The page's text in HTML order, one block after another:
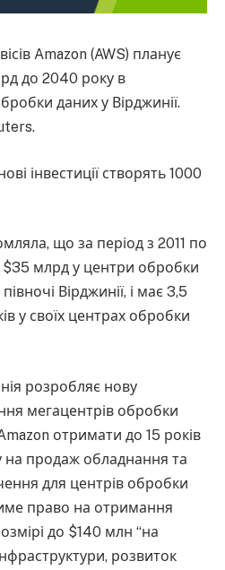
Amazon (AWS) планує
до 2040 року в
даних у Вірджинії.
інвестиції створять 1000
що за період з 2011 по
$35 млрд у центри обробки
Вірджинії, і має 3,5
у своїх центрах обробки
розробляє нову
мегацентрів обробки
отримати до 15 років
на продаж обладнання та
для центрів обробки
право на отримання
до $140 млн “на
розвиток